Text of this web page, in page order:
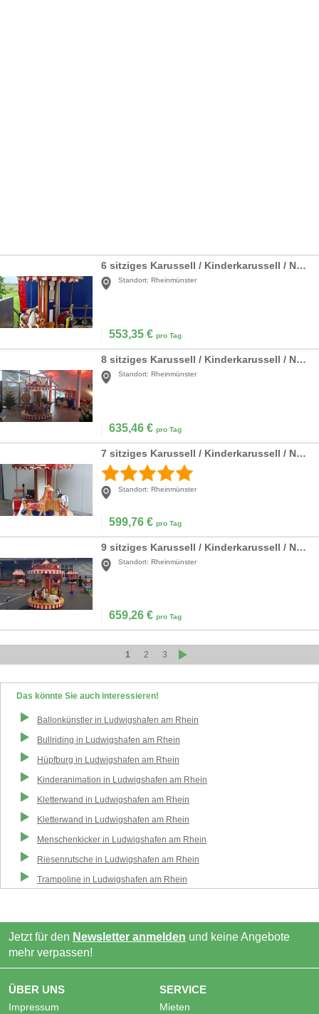
6 sitziges Karussell / Kinderkarussell / Nostalgiekarussell
Standort: Rheinmünster
553,35 € pro Tag
8 sitziges Karussell / Kinderkarussell / Nostalgiekarussell
Standort: Rheinmünster
635,46 € pro Tag
7 sitziges Karussell / Kinderkarussell / Nostalgiekarussell
Standort: Rheinmünster
599,76 € pro Tag
9 sitziges Karussell / Kinderkarussell / Nostalgiekarussell
Standort: Rheinmünster
659,26 € pro Tag
1 2 3
Das könnte Sie auch interessieren!
Ballonkünstler in Ludwigshafen am Rhein
Bullriding in Ludwigshafen am Rhein
Hüpfburg in Ludwigshafen am Rhein
Kinderanimation in Ludwigshafen am Rhein
Kletterwand in Ludwigshafen am Rhein
Kletterwand in Ludwigshafen am Rhein
Menschenkicker in Ludwigshafen am Rhein
Riesenrutsche in Ludwigshafen am Rhein
Trampoline in Ludwigshafen am Rhein
Jetzt für den Newsletter anmelden und keine Angebote
mehr verpassen!
ÜBER UNS
Impressum
SERVICE
Mieten